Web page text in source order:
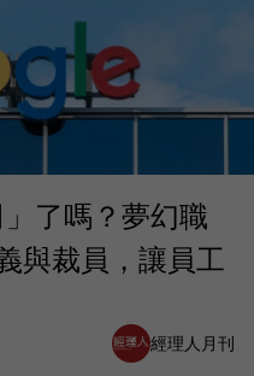
了嗎？夢幻職
與裁員，讓員工
經理人月刊